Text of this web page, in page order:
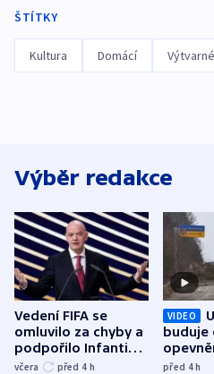
ŠTÍTKY
Kultura Domácí
Výběr redakce
Vedení FIFA se
omluvilo za chyby a
podpořilo Infantina.
UEFA trvá na
včera před 4 h
VIDEO
buduje
s
před 4h